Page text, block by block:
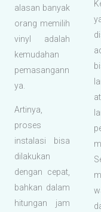
alasan banyak
orang memilih
vinyl adalah
kemudahan
pemasangann
ya.
Artinya,
proses
instalasi bisa
dilakukan
dengan cepat,
bahkan dalam
hitungan jam